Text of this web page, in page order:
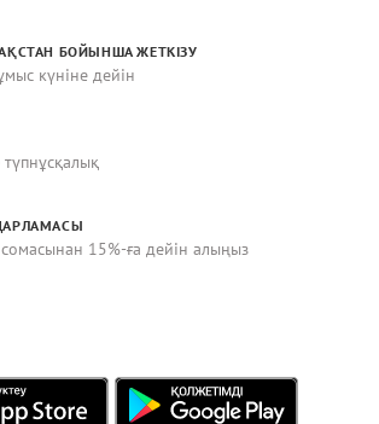
БОЙЫНША ЖЕТКІЗУ
күніне дейін
15%-ға дейін алыңыз